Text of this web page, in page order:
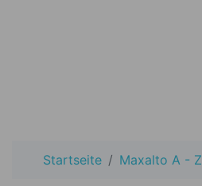
Startseite Maxalto A - Z